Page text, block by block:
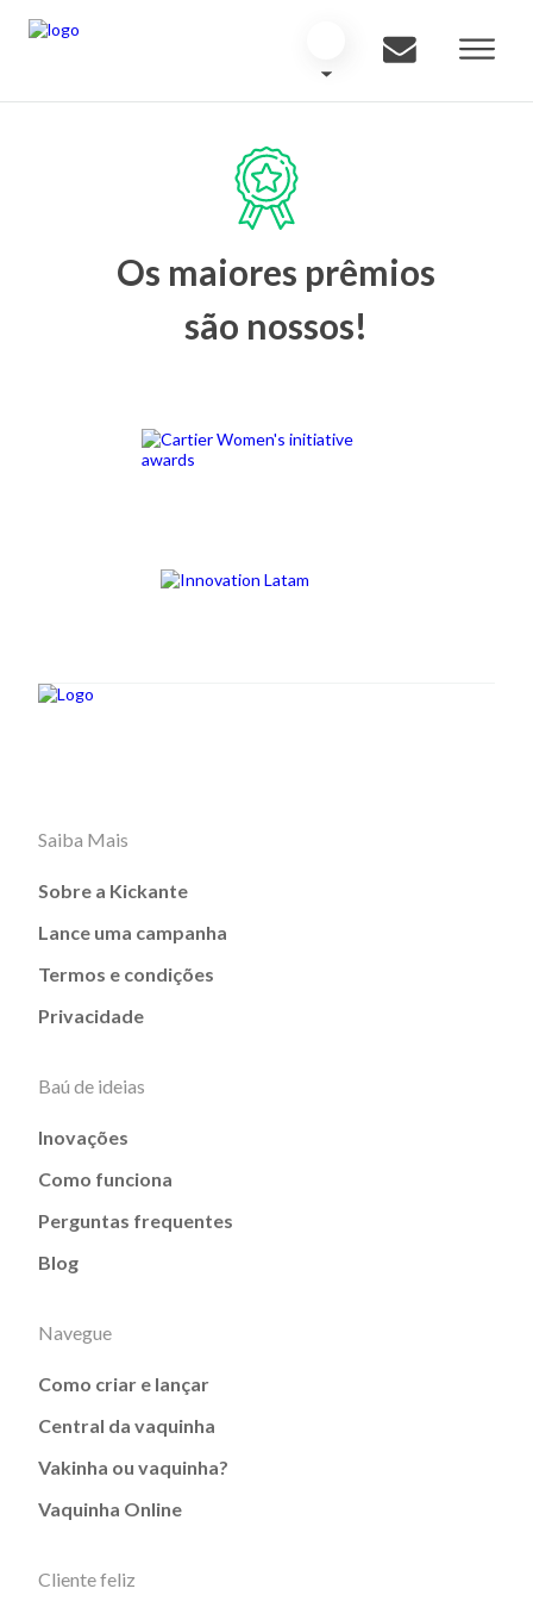
Os maiores prêmios
são nossos!
Saiba Mais
Sobre a Kickante
Lance uma campanha
Termos e condições
Privacidade
Baú de ideias
Inovações
Como funciona
Perguntas frequentes
Blog
Navegue
Como criar e lançar
Central da vaquinha
Vakinha ou vaquinha?
Vaquinha Online
Cliente feliz